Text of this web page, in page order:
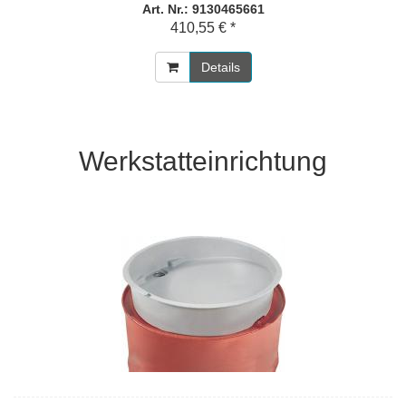
Art. Nr.: 9130465661
410,55 € *
Details
Werkstatteinrichtung